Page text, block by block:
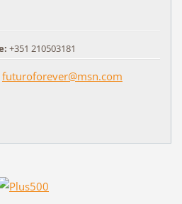
+351 210503181
futuroforever@msn.com